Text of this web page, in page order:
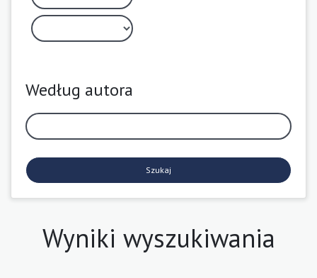
Według autora
Szukaj
Wyniki wyszukiwania